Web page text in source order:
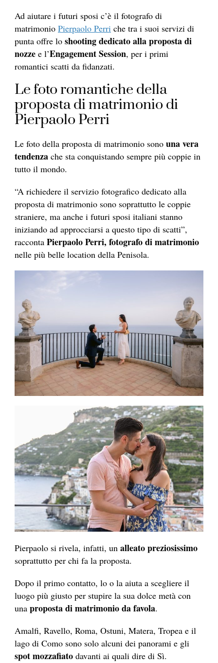
Ad aiutare i futuri sposi c’è il fotografo di
matrimonio Pierpaolo Perri che tra i suoi servizi di
punta offre lo shooting dedicato alla proposta di
nozze e l’Engagement Session, per i primi
romantici scatti da fidanzati.
Le foto romantiche della
proposta di matrimonio di
Pierpaolo Perri
Le foto della proposta di matrimonio sono una vera
tendenza che sta conquistando sempre più coppie in
tutto il mondo.
“A richiedere il servizio fotografico dedicato alla
proposta di matrimonio sono soprattutto le coppie
straniere, ma anche i futuri sposi italiani stanno
iniziando ad approcciarsi a questo tipo di scatti”,
racconta Pierpaolo Perri, fotografo di matrimonio
nelle più belle location della Penisola.
Pierpaolo si rivela, infatti, un alleato preziosissimo
soprattutto per chi fa la proposta.
Dopo il primo contatto, lo o la aiuta a scegliere il
luogo più giusto per stupire la sua dolce metà con
una proposta di matrimonio da favola.
Amalfi, Ravello, Roma, Ostuni, Matera, Tropea e il
lago di Como sono solo alcuni dei panorami e gli
spot mozzafiato davanti ai quali dire di Sì.